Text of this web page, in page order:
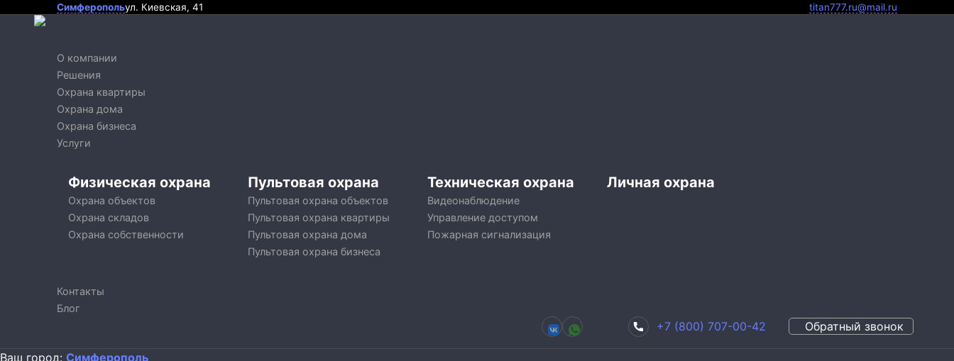
Симферопольул. Киевская, 41 titan777.ru@mail.ru
О компании
Решения
Охрана квартиры
Охрана дома
Охрана бизнеса
Услуги
Физическая охрана
Охрана объектов
Охрана складов
Охрана собственности
Пультовая охрана
Пультовая охрана объектов
Пультовая охрана квартиры
Пультовая охрана дома
Пультовая охрана бизнеса
Техническая охрана
Видеонаблюдение
Управление доступом
Пожарная сигнализация
Личная охрана
Контакты
Блог
+7 (800) 707-00-42 Обратный звонок
Ваш город: Симферополь